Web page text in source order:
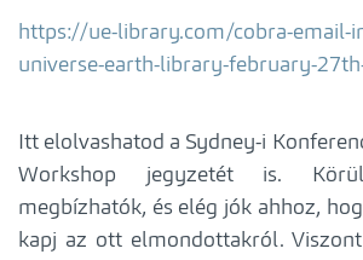
https://ue-library.com/cobra-email-
universe-earth-library-february-
Itt elolvashatod a Sydney-i
Workshop jegyzetét is.
megbízhatók, és elég jók ahhoz,
kapj az ott elmondottakról.